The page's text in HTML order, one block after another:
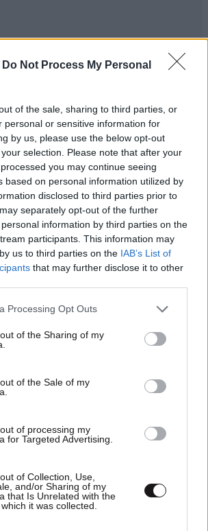
Do Not Process My Personal
of the sale, sharing to third parties, or
personal or sensitive information for
by us, please use the below opt-out
selection. Please note that after your
you may continue seeing
based on personal information utilized by
disclosed to third parties prior to
separately opt-out of the further
information by third parties on the
participants. This information may
us to third parties on the IAB’s List of
that may further disclose it to other
website/app uses one or more Google
visit or usage behaviour. You may click to
to Google and its third-party tags to
specified purposes in below Google
Processing Opt Outs
of the Sharing of my
of the Sale of my
of processing my
for Targeted Advertising.
of Collection, Use,
and/or Sharing of my
that Is Unrelated with the
it was collected.
21:27
σήμερα αν πέθαινες και 9 και 12 και
από θετικό τεστ και όποια άλλη
ατυχήματος ή έμπαινε κ
ότι έφυγες από
Όλο και χειρότερο
σαν βιολί σε ταινία του Χίτσκοκ
[...]